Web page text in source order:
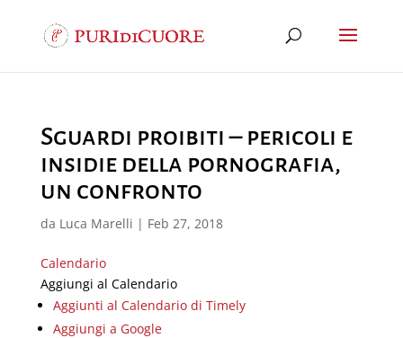
Sguardi proibiti – pericoli e
insidie della pornografia,
un confronto
da Luca Marelli | Feb 27, 2018
Calendario
Aggiungi al Calendario
Aggiunti al Calendario di Timely
Aggiungi a Google